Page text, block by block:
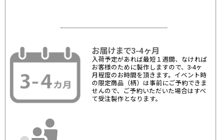
お届けまで3-4ヶ月
入荷予定があれば最短１週間、なければ
お客様のために製作しますので、3-4ヶ
月程度のお時間を頂きます。イベント時
の限定商品（柄）は事前にご予約できま
せんので、ご予約いただいた場合はすべ
て受注製作となります。